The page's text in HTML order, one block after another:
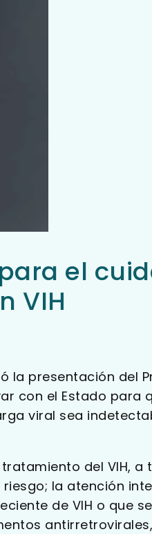
el
VIH
la presentación del
con el Estado para
viral sea
del VIH, a
la atención
de VIH o que